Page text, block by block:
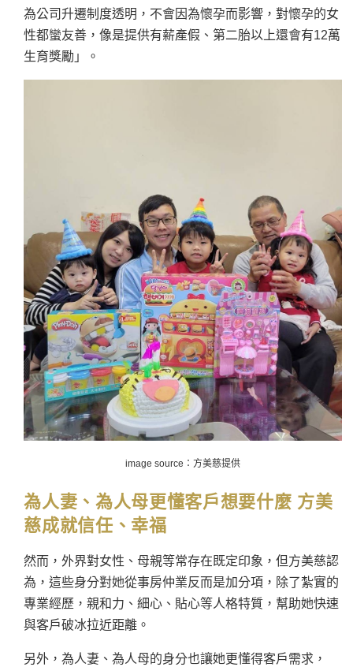
為公司升遷制度透明，不會因為懷孕而影響，對懷孕的女
性都蠻友善，像是提供有薪產假、第二胎以上還會有12萬
生育獎勵」。
image source：方美慈提供
為人妻、為人母更懂客戶想要什麼 方美
慈成就信任、幸福
然而，外界對女性、母親等常存在既定印象，但方美慈認
為，這些身分對她從事房仲業反而是加分項，除了紮實的
專業經歷，親和力、細心、貼心等人格特質，幫助她快速
與客戶破冰拉近距離。
另外，為人妻、為人母的身分也讓她更懂得客戶需求，